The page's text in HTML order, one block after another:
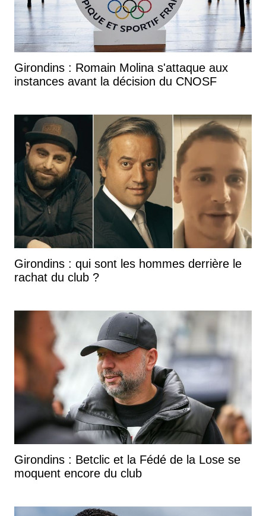
Girondins : Romain Molina s'attaque aux
instances avant la décision du CNOSF
Girondins : qui sont les hommes derrière le
rachat du club ?
Girondins : Betclic et la Fédé de la Lose se
moquent encore du club